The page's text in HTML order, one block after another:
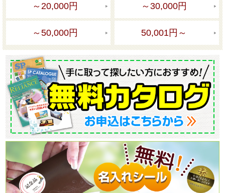
～20,000円 ～30,000円
～50,000円 50,001円～